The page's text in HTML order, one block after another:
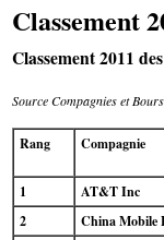
Classement
Classement 2011
Source Compagnies et
Rang Compagnie
1
AT&T Inc
2
China Mobile